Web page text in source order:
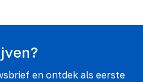
en ontdek als eerste